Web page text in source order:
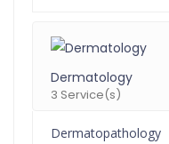
Dermatology
3 Service(s)
Dermatopathology